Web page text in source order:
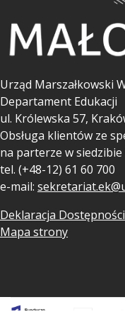
Urząd Marszałkowski
Departament Edukacji
ul. Królewska 57,
Obsługa klientów ze
na parterze w siedzibie
tel. (+48-12) 61 60 700
e-mail:
Deklaracja Dostępności
Mapa strony